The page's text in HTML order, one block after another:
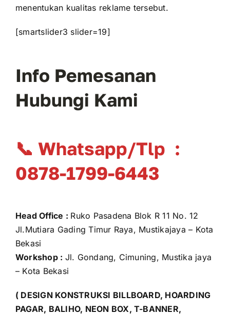
menentukan kualitas reklame tersebut.
[smartslider3 slider=19]
Info Pemesanan
Hubungi Kami
📞 Whatsapp/Tlp :
0878-1799-6443
Head Office : Ruko Pasadena Blok R 11 No. 12
Jl.Mutiara Gading Timur Raya, Mustikajaya – Kota
Bekasi
Workshop : Jl. Gondang, Cimuning, Mustika jaya
– Kota Bekasi
( DESIGN KONSTRUKSI BILLBOARD, HOARDING
PAGAR, BALIHO, NEON BOX, T-BANNER,